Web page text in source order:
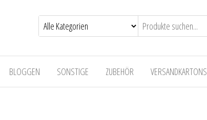
BLOGGEN SONSTIGE ZUBEHÖR VERSANDKARTONS